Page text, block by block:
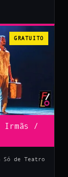
GRATUITO
Irmãs /
Só de Teatro